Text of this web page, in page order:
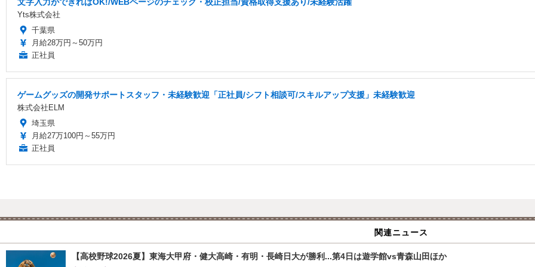
Yts株式会社
千葉県
月給28万円～50万円
正社員
ゲームグッズの開発サポートスタッフ・未経験歓迎「正社員/シフト相談可/スキルアップ支援」未経験歓迎
株式会社ELM
埼玉県
月給27万100円～55万円
正社員
関連ニュース
【高校野球2026夏】東海大甲府・健大高崎・有明・長崎日大が勝利...第4日は遊学館vs青森山田ほか